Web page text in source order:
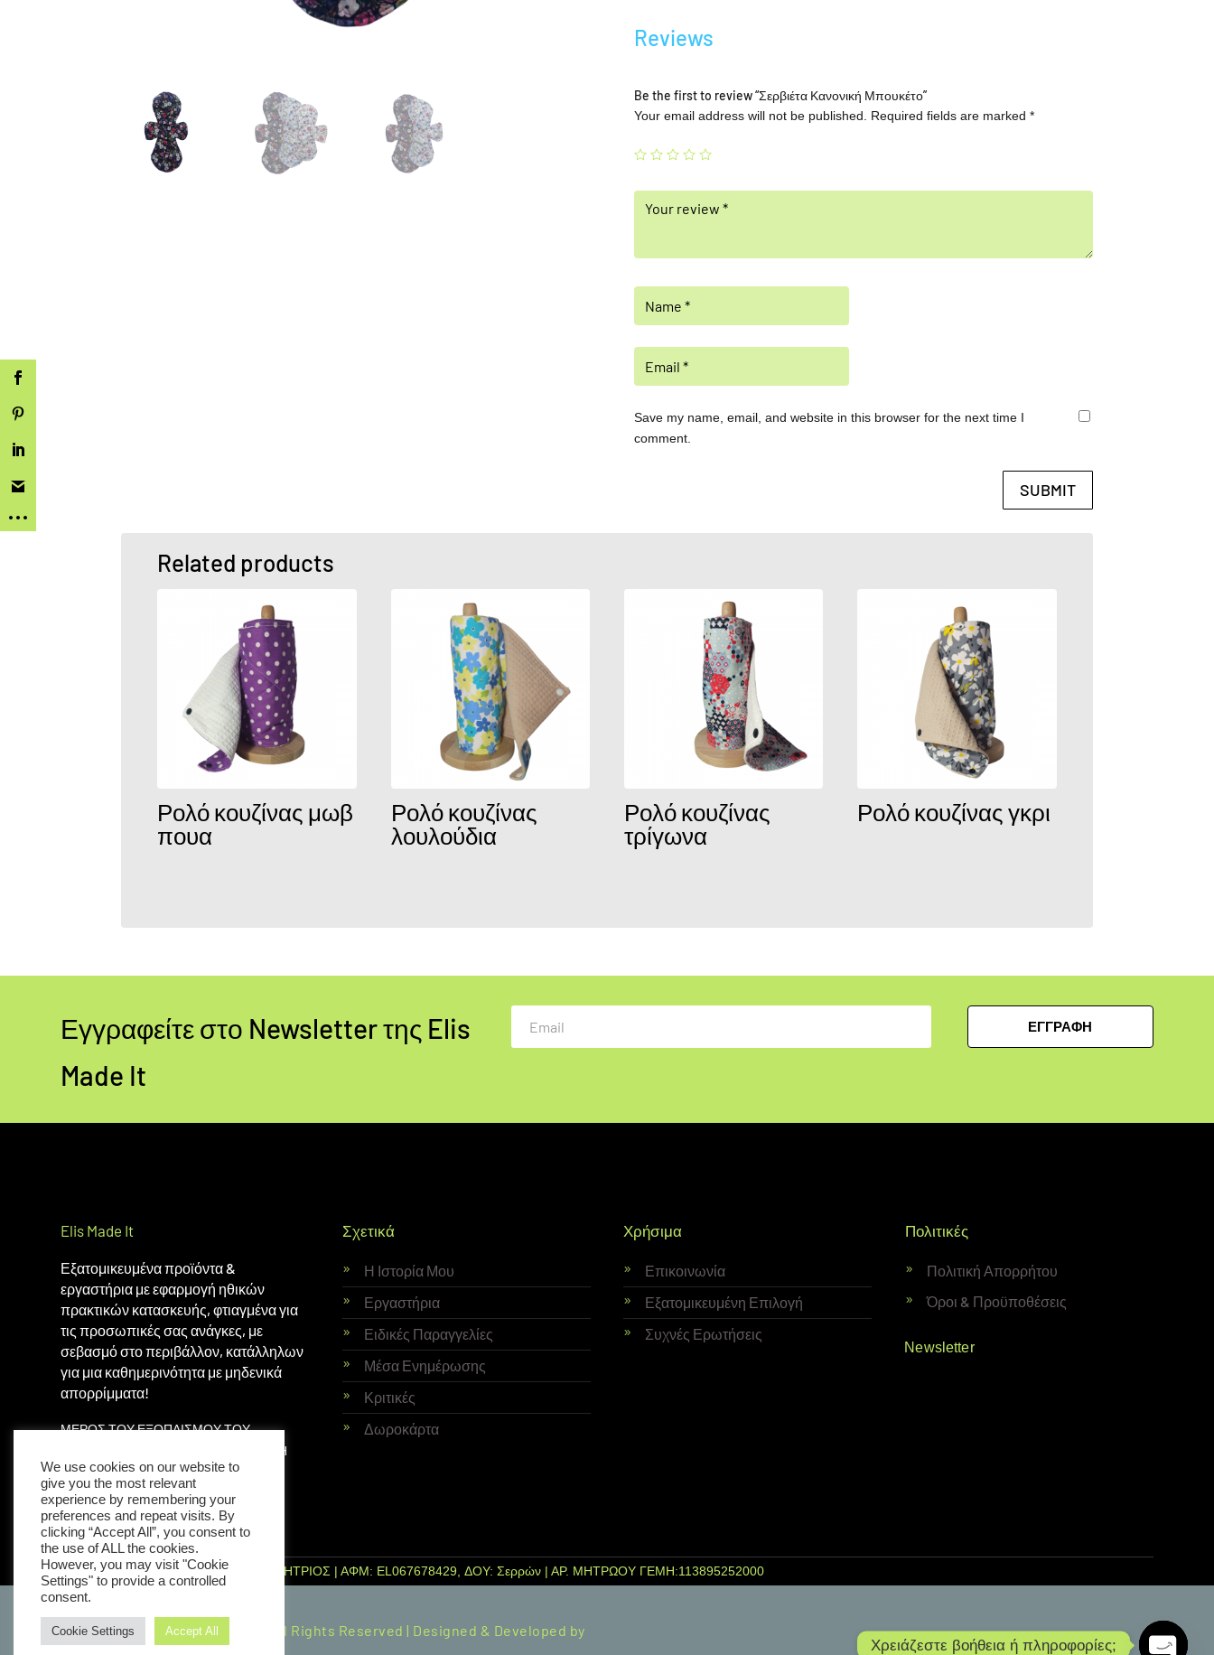
Reviews
Be the first to review “Σερβιέτα Κανονική Μπουκέτο”
Your email address will not be published. Required fields are marked *
Save my name, email, and website in this browser for the next time I
comment.
SUBMIT
Related products
Ρολό κουζίνας μωβ
πουα
Ρολό κουζίνας
λουλούδια
Ρολό κουζίνας
τρίγωνα
Ρολό κουζίνας γκρι
Εγγραφείτε στο Newsletter της Elis
Made It
Email ΕΓΓΡΑΦΗ
Elis Made It
Εξατομικευμένα προϊόντα &
εργαστήρια με εφαρμογή ηθικών
πρακτικών κατασκευής, φτιαγμένα για
τις προσωπικές σας ανάγκες, με
σεβασμό στο περιβάλλον, κατάλληλων
για μια καθημερινότητα με μηδενικά
απορρίμματα!
ΜΕΡΟΣ ΤΟΥ ΕΞΟΠΛΙΣΜΟΥ ΤΟΥ
ΕΡΓΑΣΤΗΡΙΟΥ ΕΙΝΑΙ ΜΕ ΥΠΟΣΤΗΡΙΞΗ
ΤΟΥ ΙΔΡΥΜΑΤΟΣTHE PEOPLE’S TRUST
Σχετικά
Η Ιστορία Μου
Εργαστήρια
Ειδικές Παραγγελίες
Μέσα Ενημέρωσης
Κριτικές
Δωροκάρτα
Χρήσιμα
Επικοινωνία
Εξατομικευμένη Επιλογή
Συχνές Ερωτήσεις
Πολιτικές
Πολιτική Απορρήτου
Όροι & Προϋποθέσεις
Newsletter
ΜΙΧΑΗΛΙΔΟΥ ΕΛΙΣΑΒΕΤ ΕΙΡΗΝΗ ΔΗΜΗΤΡΙΟΣ | ΑΦΜ: EL067678429, ΔΟΥ: Σερρών | ΑΡ. ΜΗΤΡΩΟΥ ΓΕΜΗ:113895252000
© Copyright2026 Elis Made It. All Rights Reserved | Designed & Developed by
Vicky Bazoula,WEBIVY
We use cookies on our website to
give you the most relevant
experience by remembering your
preferences and repeat visits. By
clicking “Accept All”, you consent to
the use of ALL the cookies.
However, you may visit "Cookie
Settings" to provide a controlled
consent.
Cookie Settings Accept All
Χρειάζεστε βοήθεια ή πληροφορίες;